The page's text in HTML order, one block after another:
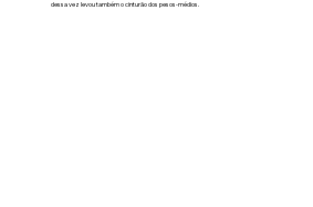
dessa vez levou também o cinturão dos pesos-médios.